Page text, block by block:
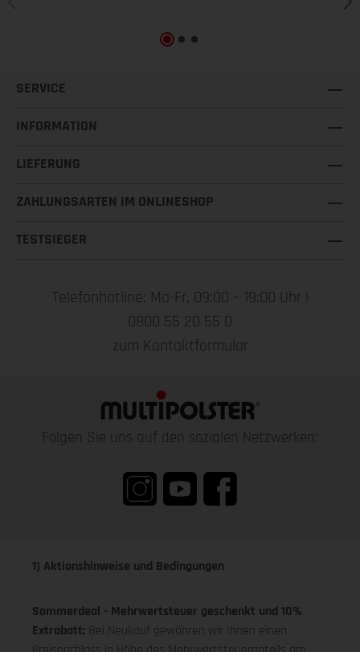
SERVICE
INFORMATION
LIEFERUNG
ZAHLUNGSARTEN IM ONLINESHOP
TESTSIEGER
Telefonhotline: Mo-Fr, 09:00 – 19:00 Uhr |
0800 55 20 55 0
zum Kontaktformular
Folgen Sie uns auf den sozialen Netzwerken:
1) Aktionshinweise und Bedingungen
Sommerdeal - Mehrwertsteuer geschenkt und 10%
Extrabatt: Bei Neukauf gewähren wir Ihnen einen